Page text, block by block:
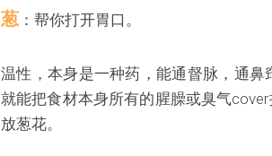
葱 ：帮你打开胃口。
温性，本身是一种药，能通督脉，通鼻
就能把食材本身所有的腥臊或臭气
放葱花。